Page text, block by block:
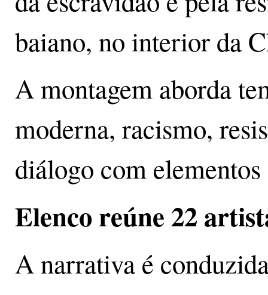
baiano, no interior da
A montagem aborda
moderna, racismo,
diálogo com
Elenco reúne 22
A narrativa é